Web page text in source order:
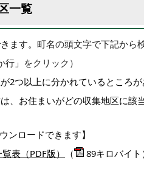
一覧
ます。 町名の頭文字で下記から
行」をクリック）
2つ以上に分かれているところが
、お住まいがどの収集地区に該
ンロードできます】
表（PDF版）
（ 89キロバイト